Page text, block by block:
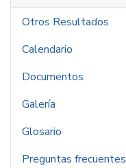
Otros Resultados
Calendario
Documentos
Galería
Glosario
Preguntas frecuentes